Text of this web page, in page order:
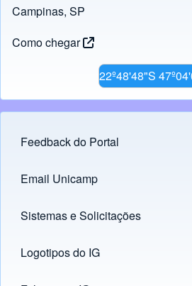
Campinas, SP
Como chegar
22º48'48"S
Footer menu
Feedback do Portal
Links
Email Unicamp
(opens in new tab)
Sistemas e Solicitações
(opens in new tab)
Logotipos do IG
(opens in new tab)